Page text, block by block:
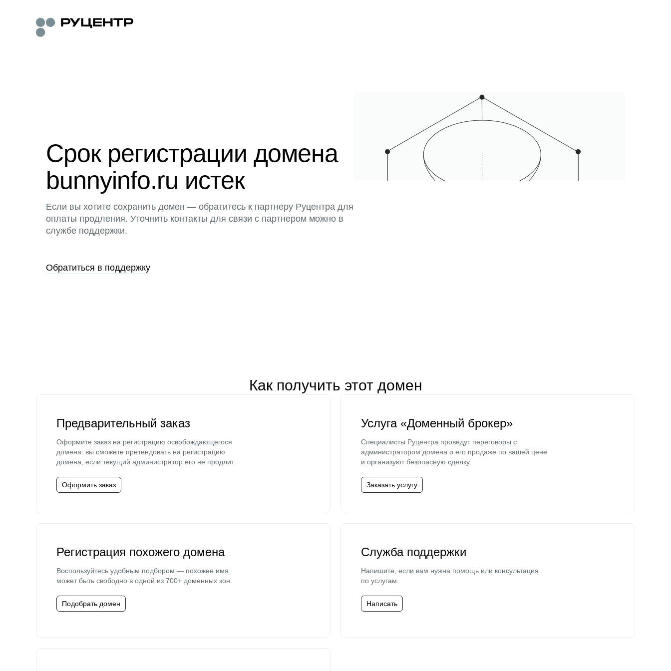
Срок регистрации домена
bunnyinfo.ru истек
Если вы хотите сохранить домен — обратитесь к партнеру Руцентра для
оплаты продления. Уточнить контакты для связи с партнером можно в
службе поддержки.
Обратиться в поддержку
Как получить этот домен
Предварительный заказ
Оформите заказ на регистрацию освобождающегося
домена: вы сможете претендовать на регистрацию
домена, если текущий администратор его не продлит.
Оформить заказ
Услуга «Доменный брокер»
Специалисты Руцентра проведут переговоры с
администратором домена о его продаже по вашей цене
и организуют безопасную сделку.
Заказать услугу
Регистрация похожего домена
Воспользуйтесь удобным подбором — похожее имя
может быть свободно в одной из 700+ доменных зон.
Подобрать домен
Служба поддержки
Напишите, если вам нужна помощь или консультация
по услугам.
Написать